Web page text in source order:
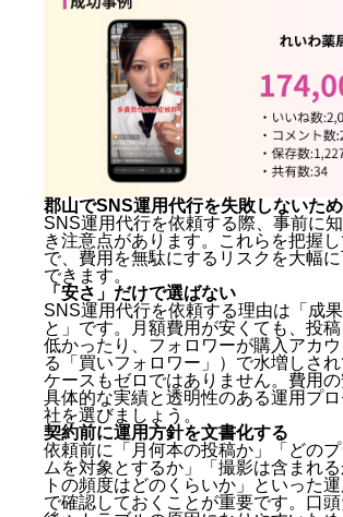
郡山でSNS運用代行を失敗しないた
SNS運用代行を依頼する際、事前に
き注意点があります。これらを把握
で、費用を無駄にするリスクを大幅
できます。
「安さ」だけで選ばない
SNS運用代行を依頼する理由は「成
と」です。月額費用が安くても、投
低かったり、フォロワーが購入アカ
る「買いフォロワー」）で水増しさ
ケースもゼロではありません。費用の
具体的な実績と透明性のある運用プ
社を選びましょう。
契約前に運用方針を文書化する
依頼前に「月何本の投稿か」「どの
ムを対象とするか」「撮影は含まれ
トの頻度はどのくらいか」といった
で確認しておくことが重要です。口